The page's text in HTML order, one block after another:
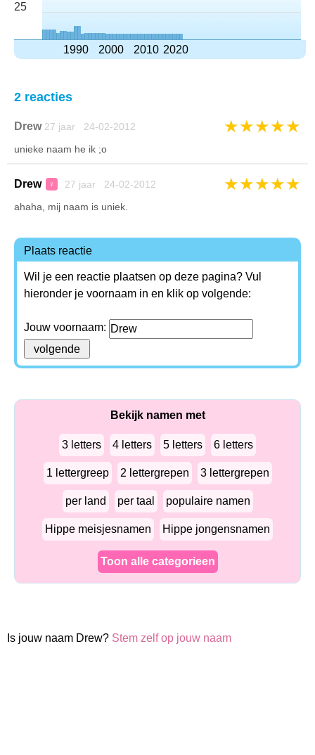
25
1990 2000 2010 2020
2 reacties
Drew27 jaar 24-02-2012 ★★★★★
unieke naam he ik ;o
Drew ♀ 27 jaar 24-02-2012 ★★★★★
ahaha, mij naam is uniek.
Plaats reactie
Wil je een reactie plaatsen op deze pagina? Vul
hieronder je voornaam in en klik op volgende:
Jouw voornaam:
Bekijk namen met
3 letters 4 letters 5 letters 6 letters
1 lettergreep 2 lettergrepen 3 lettergrepen
per land per taal populaire namen
Hippe meisjesnamen Hippe jongensnamen
Toon alle categorieen
Is jouw naam Drew? Stem zelf op jouw naam